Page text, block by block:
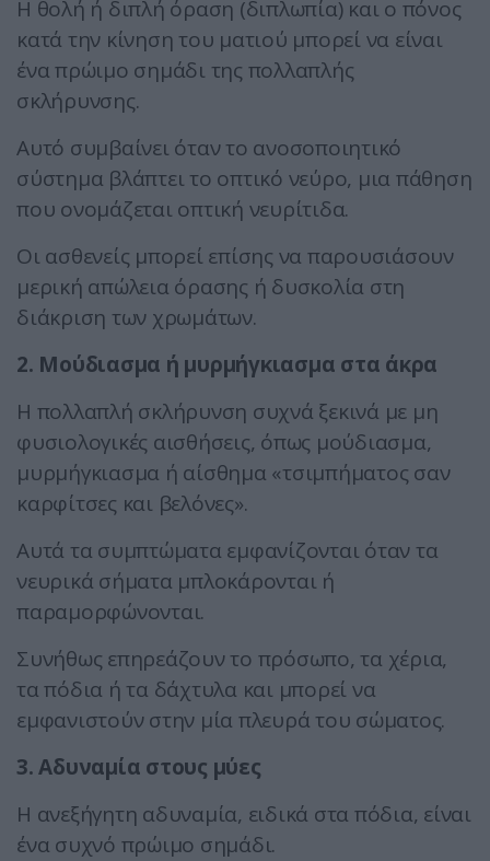
Η θολή ή διπλή όραση (διπλωπία) και ο πόνος
κατά την κίνηση του ματιού μπορεί να είναι
ένα πρώιμο σημάδι της πολλαπλής
σκλήρυνσης.
Αυτό συμβαίνει όταν το ανοσοποιητικό
σύστημα βλάπτει το οπτικό νεύρο, μια πάθηση
που ονομάζεται οπτική νευρίτιδα.
Οι ασθενείς μπορεί επίσης να παρουσιάσουν
μερική απώλεια όρασης ή δυσκολία στη
διάκριση των χρωμάτων.
2. Μούδιασμα ή μυρμήγκιασμα στα άκρα
Η πολλαπλή σκλήρυνση συχνά ξεκινά με μη
φυσιολογικές αισθήσεις, όπως μούδιασμα,
μυρμήγκιασμα ή αίσθημα «τσιμπήματος σαν
καρφίτσες και βελόνες».
Αυτά τα συμπτώματα εμφανίζονται όταν τα
νευρικά σήματα μπλοκάρονται ή
παραμορφώνονται.
Συνήθως επηρεάζουν το πρόσωπο, τα χέρια,
τα πόδια ή τα δάχτυλα και μπορεί να
εμφανιστούν στην μία πλευρά του σώματος.
3. Αδυναμία στους μύες
Η ανεξήγητη αδυναμία, ειδικά στα πόδια, είναι
ένα συχνό πρώιμο σημάδι.